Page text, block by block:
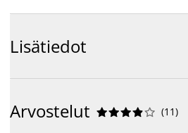
Lisätiedot
Arvostelut 




 (11)